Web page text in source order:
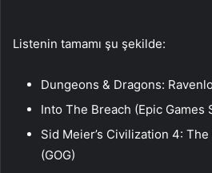
Listenin tamamı şu şekilde:
Dungeons & Dragons:
Into The Breach (Epic Games
Sid Meier’s Civilization 4:
(GOG)